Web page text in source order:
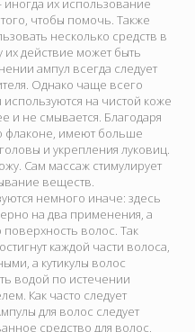
их использование
чтобы помочь. Также
несколько средств в
действие может быть
ампул всегда следует
Однако чаще всего
на чистой коже
и не смывается. Благодаря
флаконе, имеют больше
и укрепления луковиц.
Сам массаж стимулирует
веществ.
немного иначе: здесь
на два применения, а
волос. Так
каждой части волоса,
а кутикулы волос
водой по истечении
Как часто следует
для волос следует
средство для волос,